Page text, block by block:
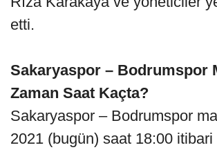
etti.
Sakaryaspor – Bodrumspor
Zaman Saat Kaçta?
Sakaryaspor – Bodrumspor
2021 (bugün) saat 18:00 itibari